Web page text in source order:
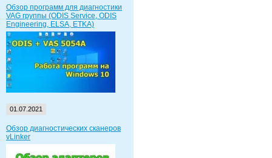
Обзор программ для диагностики
VAG группы (ODIS Service, ODIS
Engineering, ELSA, ETKA)
01.07.2021
Обзор диагностических сканеров
vLinker